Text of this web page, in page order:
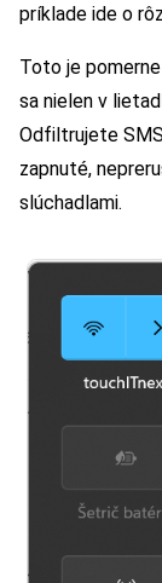
príklade ide o
Toto je
sa nielen v
Odfiltrujete
zapnuté,
slúchadlami.